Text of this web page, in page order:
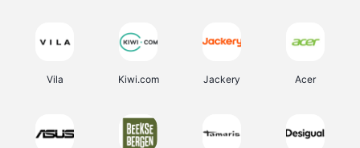
Vila Kiwi.com Jackery Acer